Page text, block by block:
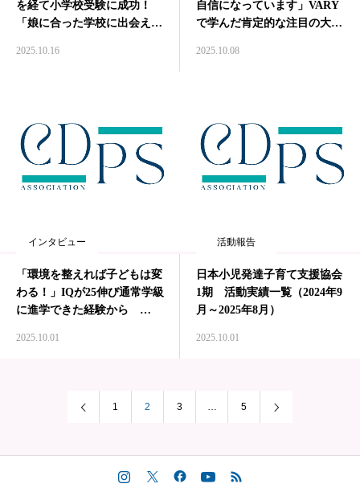
を経て小学校受験に成功！
「娘に合った学校に出会えま
2025.10.16
自信になっています」VARY
で学んだ肯定的な注目の大切
2025.10.08
インタビュー
「環境を整えれば子どもは変
わる！」IQが25伸び通常学級
に進学できた経験から
2025.10.01
活動報告
日本小児発達子育て支援協会
1期 活動実績一覧（2024年9
月～2025年8月）
2025.10.01
1 2 3 … 5